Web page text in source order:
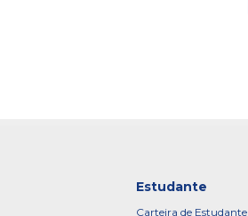
Estudante
Carteira de Estudante